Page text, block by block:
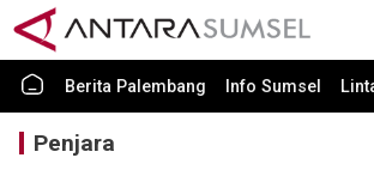
Berita Palembang Info Sumsel
Penjara